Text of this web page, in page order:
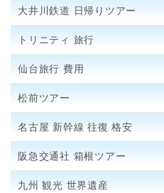
大井川鉄道 日帰りツアー
トリニティ 旅行
仙台旅行 費用
松前ツアー
名古屋 新幹線 往復 格安
阪急交通社 箱根ツアー
九州 観光 世界遺産